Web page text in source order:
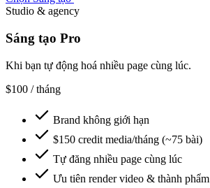
Studio & agency
Sáng tạo Pro
Khi bạn tự động hoá nhiều page cùng lúc.
$100 / tháng
Brand không giới hạn
$150 credit media/tháng (~75 bài)
Tự đăng nhiều page cùng lúc
Ưu tiên render video & thành phẩm